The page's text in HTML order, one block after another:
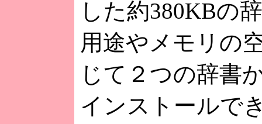
した約380KBの
用途やメモリの
じて２つの辞書
インストールで